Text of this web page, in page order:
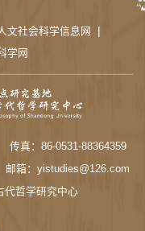
文社会科学信息网 |
学网
传真：86-0531-88364359
邮箱：yistudies@126.com
代哲学研究中心